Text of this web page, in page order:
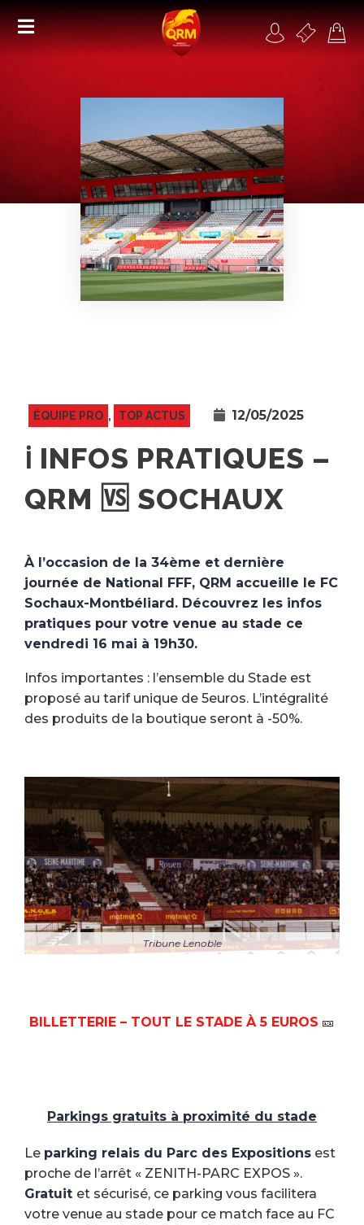
Académie
Féminines
Organisme de formation
RSE
Contact
FAQ
ÉQUIPE PRO , TOP ACTUS 12/05/2025
ℹ️ INFOS PRATIQUES –
QRM 🆚 SOCHAUX
À l’occasion de la 34ème et dernière
journée de National FFF, QRM accueille le FC
Sochaux-Montbéliard. Découvrez les infos
pratiques pour votre venue au stade ce
vendredi 16 mai à 19h30.
Infos importantes : l’ensemble du Stade est
proposé au tarif unique de 5euros. L’intégralité
des produits de la boutique seront à -50%.
Tribune Lenoble
BILLETTERIE – TOUT LE STADE À 5 EUROS 🎫
Parkings gratuits à proximité du stade
Le parking relais du Parc des Expositions est
proche de l’arrêt « ZENITH-PARC EXPOS ».
Gratuit et sécurisé, ce parking vous facilitera
votre venue au stade pour ce match face au FC